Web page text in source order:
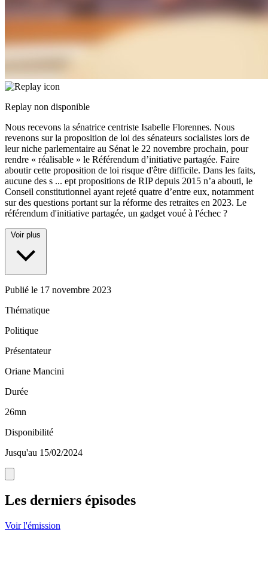
Replay non disponible
Nous recevons la sénatrice centriste Isabelle Florennes. Nous
revenons sur la proposition de loi des sénateurs socialistes lors de
leur niche parlementaire au Sénat le 22 novembre prochain, pour
rendre « réalisable » le Référendum d’initiative partagée. Faire
aboutir cette proposition de loi risque d'être difficile. Dans les faits,
aucune des s ... ept propositions de RIP depuis 2015 n’a abouti, le
Conseil constitutionnel ayant rejeté quatre d’entre eux, notamment
sur des questions portant sur la réforme des retraites en 2023. Le
référendum d'initiative partagée, un gadget voué à l'échec ?
Voir plus
Publié le 17 novembre 2023
Thématique
Politique
Présentateur
Oriane Mancini
Durée
26mn
Disponibilité
Jusqu'au 15/02/2024
Les derniers épisodes
Voir l'émission